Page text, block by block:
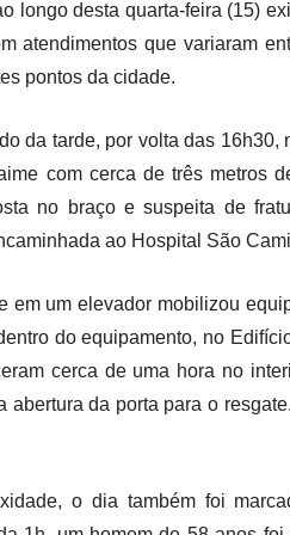
longo desta quarta-feira (15)
atendimentos que variaram
pontos da cidade.
da tarde, por volta das 16h30,
com cerca de três metros
no braço e suspeita de
ao Hospital São
em um elevador mobilizou
do equipamento, no
cerca de uma hora no
da porta para o
o dia também foi